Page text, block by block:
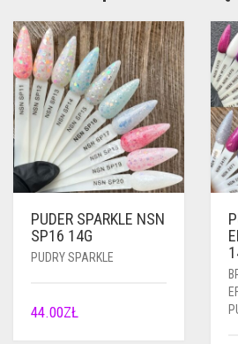
PUDER SPARKLE NSN
SP16 14G
PUDRY SPARKLE
44.00ZŁ